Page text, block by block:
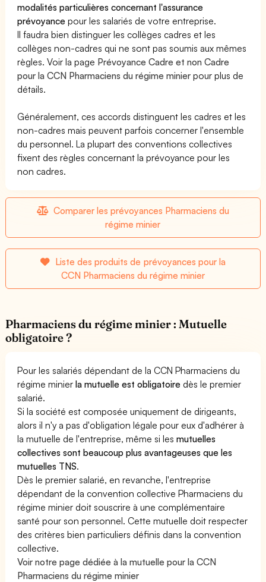
modalités particulières concernant l'assurance
prévoyance pour les salariés de votre entreprise.
Il faudra bien distinguer les collèges cadres et les
collèges non-cadres qui ne sont pas soumis aux mêmes
règles. Voir la page Prévoyance Cadre et non Cadre
pour la CCN Pharmaciens du régime minier pour plus de
détails.
Généralement, ces accords distinguent les cadres et les
non-cadres mais peuvent parfois concerner l'ensemble
du personnel. La plupart des conventions collectives
fixent des règles concernant la prévoyance pour les
non cadres.
Comparer les prévoyances Pharmaciens du
régime minier
Liste des produits de prévoyances pour la
CCN Pharmaciens du régime minier
Pharmaciens du régime minier : Mutuelle
obligatoire ?
Pour les salariés dépendant de la CCN Pharmaciens du
régime minierla mutuelle est obligatoire dès le premier
salarié.
Si la société est composée uniquement de dirigeants,
alors il n'y a pas d'obligation légale pour eux d'adhérer à
la mutuelle de l'entreprise, même si lesmutuelles
collectives sont beaucoup plus avantageuses que les
mutuelles TNS.
Dès le premier salarié, en revanche, l'entreprise
dépendant de la convention collective Pharmaciens du
régime minier doit souscrire à une complémentaire
santé pour son personnel. Cette mutuelle doit respecter
des critères bien particuliers définis dans la convention
collective.
Voir notre page dédiée à la mutuelle pour la CCN
Pharmaciens du régime minier